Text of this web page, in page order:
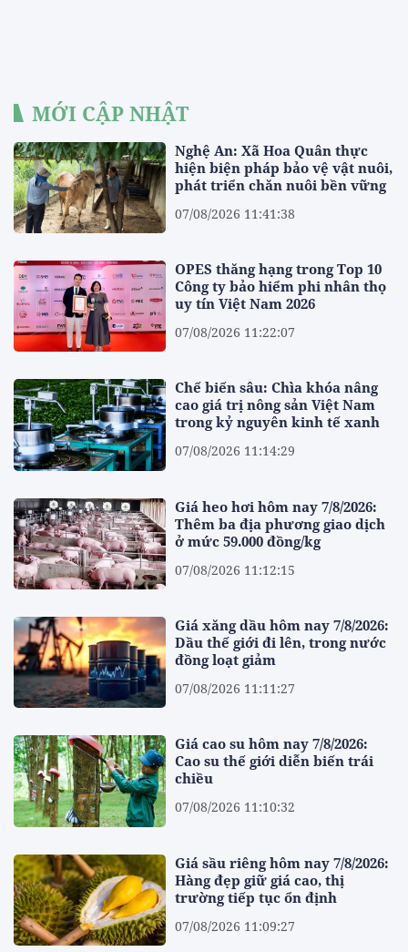
MỚI CẬP NHẬT
Nghệ An: Xã Hoa Quân thực
hiện biện pháp bảo vệ vật nuôi,
phát triển chăn nuôi bền vững
07/08/2026 11:41:38
OPES thăng hạng trong Top 10
Công ty bảo hiểm phi nhân thọ
uy tín Việt Nam 2026
07/08/2026 11:22:07
Chế biến sâu: Chìa khóa nâng
cao giá trị nông sản Việt Nam
trong kỷ nguyên kinh tế xanh
07/08/2026 11:14:29
Giá heo hơi hôm nay 7/8/2026:
Thêm ba địa phương giao dịch
ở mức 59.000 đồng/kg
07/08/2026 11:12:15
Giá xăng dầu hôm nay 7/8/2026:
Dầu thế giới đi lên, trong nước
đồng loạt giảm
07/08/2026 11:11:27
Giá cao su hôm nay 7/8/2026:
Cao su thế giới diễn biến trái
chiều
07/08/2026 11:10:32
Giá sầu riêng hôm nay 7/8/2026:
Hàng đẹp giữ giá cao, thị
trường tiếp tục ổn định
07/08/2026 11:09:27